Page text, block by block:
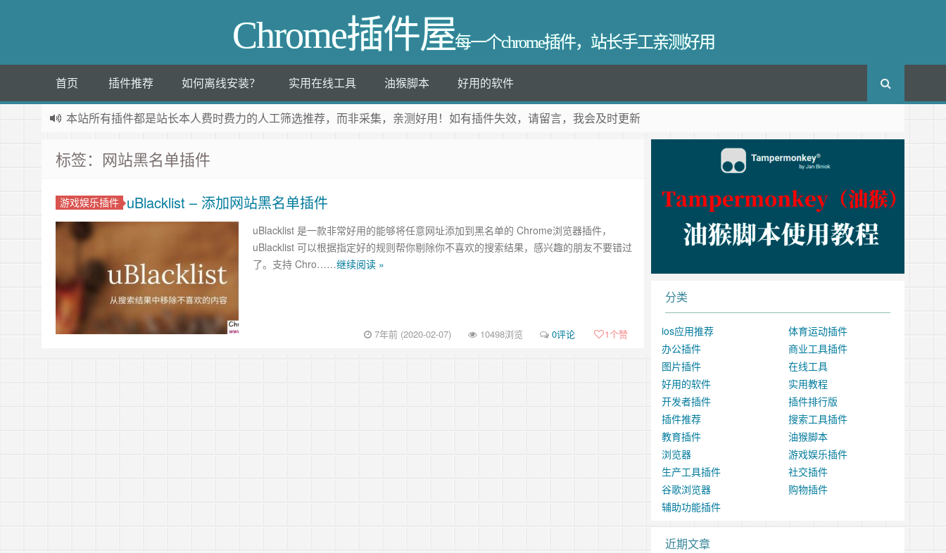
Chrome插件屋每一个chrome插件，站长手工亲测好用
首页 插件推荐 如何离线安装？ 实用在线工具 油猴脚本 好用的软件
本站所有插件都是站长本人费时费力的人工筛选推荐，而非采集，亲测好用！如有插件失效，请留言，我会及时更新
标签：网站黑名单插件
游戏娱乐插件 uBlacklist – 添加网站黑名单插件
uBlacklist 是一款非常好用的能够将任意网址添加到黑名单的 Chrome浏览器插件，
uBlacklist 可以根据指定好的规则帮你剔除你不喜欢的搜索结果，感兴趣的朋友不要错过
了。支持 Chro……继续阅读 »
7年前 (2020-02-07) 10498浏览 0评论 1个赞
分类
ios应用推荐
体育运动插件
办公插件
商业工具插件
图片插件
在线工具
好用的软件
实用教程
开发者插件
插件排行版
插件推荐
搜索工具插件
教育插件
油猴脚本
浏览器
游戏娱乐插件
生产工具插件
社交插件
谷歌浏览器
购物插件
辅助功能插件
近期文章